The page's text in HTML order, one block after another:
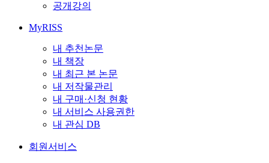
공개강의
MyRISS
내 추천논문
내 책장
내 최근 본 논문
내 저작물관리
내 구매·신청 현황
내 서비스 사용권한
내 관심 DB
회원서비스